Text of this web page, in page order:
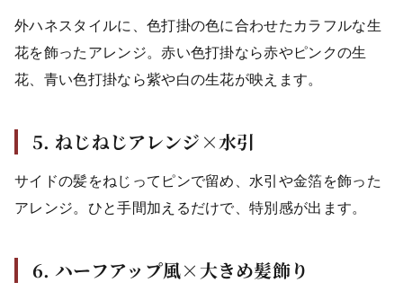
外ハネスタイルに、色打掛の色に合わせたカラフルな生
花を飾ったアレンジ。赤い色打掛なら赤やピンクの生
花、青い色打掛なら紫や白の生花が映えます。
5. ねじねじアレンジ×水引
サイドの髪をねじってピンで留め、水引や金箔を飾った
アレンジ。ひと手間加えるだけで、特別感が出ます。
6. ハーフアップ風×大きめ髪飾り